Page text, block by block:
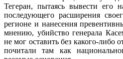
Тегеран, пытаясь вывести его
последующего расширения
регионе и нанесения
мнению, убийство генерала
не мог оставить без какого-либо
почитали там как